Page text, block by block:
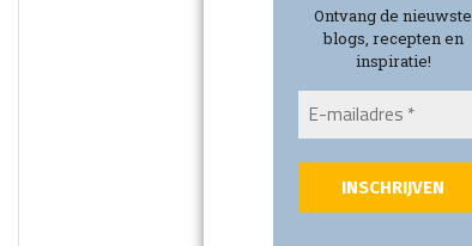
Ontvang de nieuwste
blogs, recepten en
inspiratie!